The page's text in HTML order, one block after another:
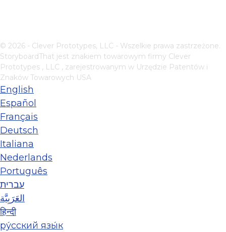
© 2026 - Clever Prototypes, LLC - Wszelkie prawa zastrzeżone.
StoryboardThat jest znakiem towarowym firmy Clever
Prototypes , LLC , zarejestrowanym w Urzędzie Patentów i
Znaków Towarowych USA
English
Español
Français
Deutsch
Italiana
Nederlands
Português
עברית
العَرَبِيَّة
हिन्दी
ру́сский язы́к